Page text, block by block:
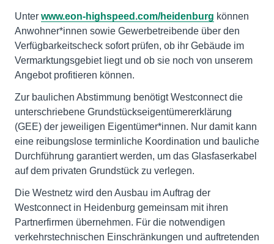
Unter www.eon-highspeed.com/heidenburg können
Anwohner*innen sowie Gewerbetreibende über den
Verfügbarkeitscheck sofort prüfen, ob ihr Gebäude im
Vermarktungsgebiet liegt und ob sie noch von unserem
Angebot profitieren können.
Zur baulichen Abstimmung benötigt Westconnect die
unterschriebene Grundstückseigentümererklärung
(GEE) der jeweiligen Eigentümer*innen. Nur damit kann
eine reibungslose terminliche Koordination und bauliche
Durchführung garantiert werden, um das Glasfaserkabel
auf dem privaten Grundstück zu verlegen.
Die Westnetz wird den Ausbau im Auftrag der
Westconnect in Heidenburg gemeinsam mit ihren
Partnerfirmen übernehmen. Für die notwendigen
verkehrstechnischen Einschränkungen und auftretenden